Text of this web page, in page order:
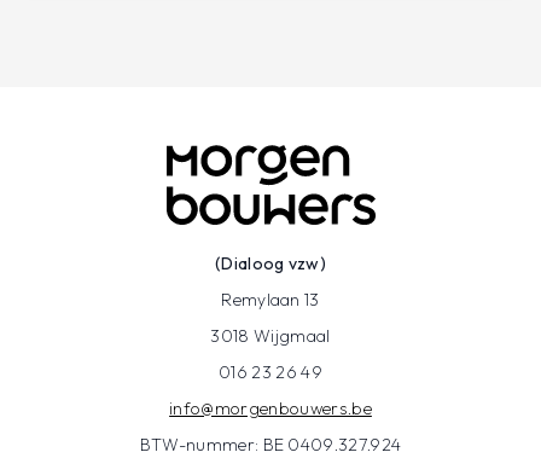
(Dialoog vzw)
Remylaan 13
3018 Wijgmaal
016 23 26 49
info@morgenbouwers.be
BTW-nummer: BE 0409.327.924